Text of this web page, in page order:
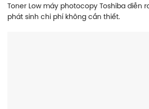
Toner Low máy photocopy Toshiba diễn
phát sinh chi phí không cần thiết.